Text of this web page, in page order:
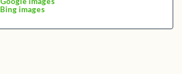
Bing images